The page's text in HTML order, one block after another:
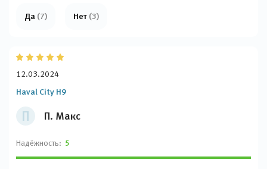
Да (7) Нет (3)
П П. Макс
Haval City H9
12.03.2024
Надёжность: 5